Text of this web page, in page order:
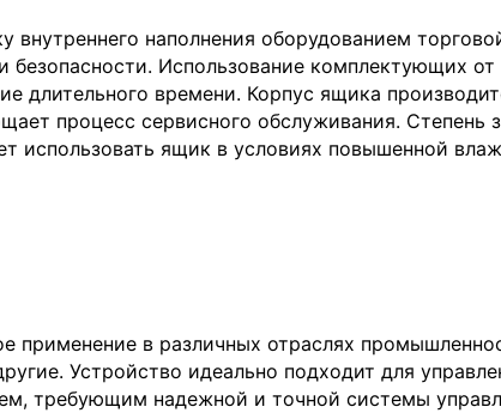
наполнения оборудованием
Использование комплектующих от
длительного времени. Корпус ящика
процесс сервисного обслуживания. Степень
использовать ящик в условиях повышенной
применение в различных отраслях
Устройство идеально подходит для
требующим надежной и точной системы